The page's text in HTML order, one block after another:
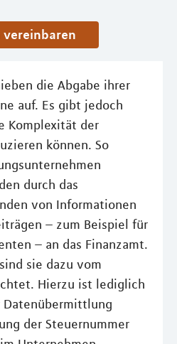
vereinbaren
die Abgabe ihrer
auf. Es gibt jedoch
Komplexität der
können. So
durch das
von Informationen
– zum Beispiel für
– an das Finanzamt.
sie dazu vom
Hierzu ist lediglich
der Steuernummer